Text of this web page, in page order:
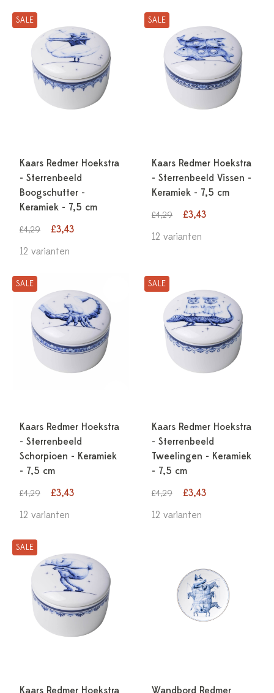
SALE
Kaars Redmer Hoekstra
- Sterrenbeeld
Boogschutter -
Keramiek - 7,5 cm
£4,29
£3,43
12 varianten
SALE
Kaars Redmer Hoekstra
- Sterrenbeeld Vissen -
Keramiek - 7,5 cm
£4,29
£3,43
12 varianten
SALE
Kaars Redmer Hoekstra
- Sterrenbeeld
Schorpioen - Keramiek
- 7,5 cm
£4,29
£3,43
12 varianten
SALE
Kaars Redmer Hoekstra
- Sterrenbeeld
Tweelingen - Keramiek
- 7,5 cm
£4,29
£3,43
12 varianten
SALE
Kaars Redmer Hoekstra Wandbord Redmer